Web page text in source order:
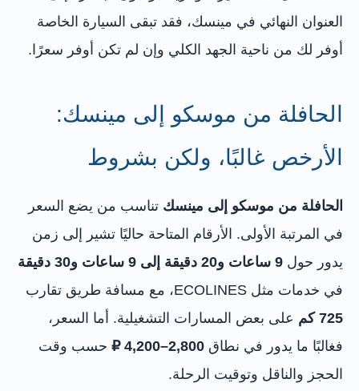
العنوان النهائي في مينسك، فقد تبقى السيارة الخاصة
أوفر لك من ناحية الجهد الكلي وإن لم تكن أوفر سعرًا.
الحافلة من موسكو إلى مينسك:
الأرخص غالبًا، ولكن بشروط
الحافلة من موسكو إلى مينسك تناسب من يضع السعر
في المرتبة الأولى. الأرقام المتاحة حاليًا تشير إلى زمن
يدور حول 9 ساعات و20 دقيقة إلى 9 ساعات و30 دقيقة
في خدمات مثل ECOLINES، مع مسافة طريق تقارب
725 كم
على بعض المسارات التشغيلية. أما السعر،
فغالبًا ما يدور في نطاق 2,800–4,200 ₽
حسب وقت
الحجز والناقل وتوقيت الرحلة.